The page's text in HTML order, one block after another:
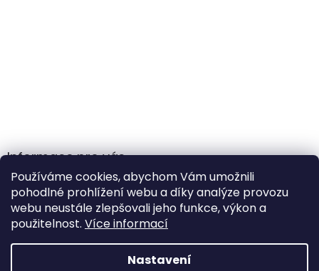
Používáme cookies, abychom Vám umožnili
pohodlné prohlížení webu a díky analýze provozu
webu neustále zlepšovali jeho funkce, výkon a
použitelnost. Více informací
Nastavení
Informace pro vás
Obchodní podmínky
Podmínky ochrany osobních údajů
Vytvořil Shoptet